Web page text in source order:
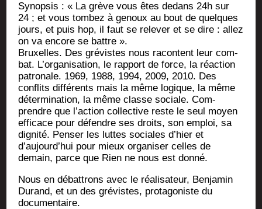
Synop­sis : « La grève vous êtes dedans 24h sur
24 ; et vous tom­bez à genoux au bout de quelques
jours, et puis hop, il faut se rele­ver et se dire : allez
on va encore se battre ».
Bruxelles. Des gré­vistes nous racontent leur com­
bat. L’organisation, le rap­port de force, la réac­tion
patro­nale. 1969, 1988, 1994, 2009, 2010. Des
conflits dif­fé­rents mais la même logique, la même
déter­mi­na­tion, la même classe sociale. Com­
prendre que l’ac­tion col­lec­tive reste le seul moyen
effi­cace pour défendre ses droits, son emploi, sa
digni­té. Pen­ser les luttes sociales d’hier et
d’aujourd’hui pour mieux orga­ni­ser celles de
demain, parce que Rien ne nous est donné.
Nous en débat­trons avec le réa­li­sa­teur, Ben­ja­min
Durand, et un des gré­vistes, pro­ta­go­niste du
documentaire.